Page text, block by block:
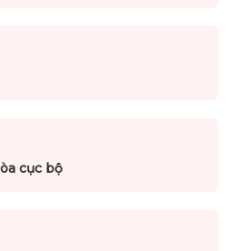
cục bộ